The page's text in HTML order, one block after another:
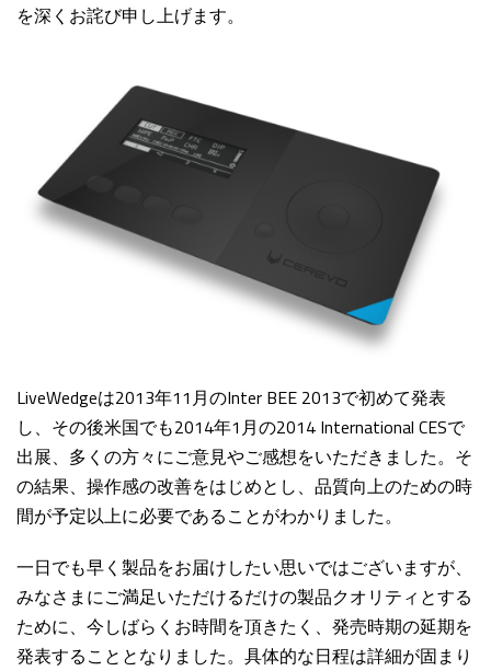
を深くお詫び申し上げます。
LiveWedgeは2013年11月のInter BEE 2013で初めて発表
し、その後米国でも2014年1月の2014 International CESで
出展、多くの方々にご意見やご感想をいただきました。そ
の結果、操作感の改善をはじめとし、品質向上のための時
間が予定以上に必要であることがわかりました。
一日でも早く製品をお届けしたい思いではございますが、
みなさまにご満足いただけるだけの製品クオリティとする
ために、今しばらくお時間を頂きたく、発売時期の延期を
発表することとなりました。具体的な日程は詳細が固まり